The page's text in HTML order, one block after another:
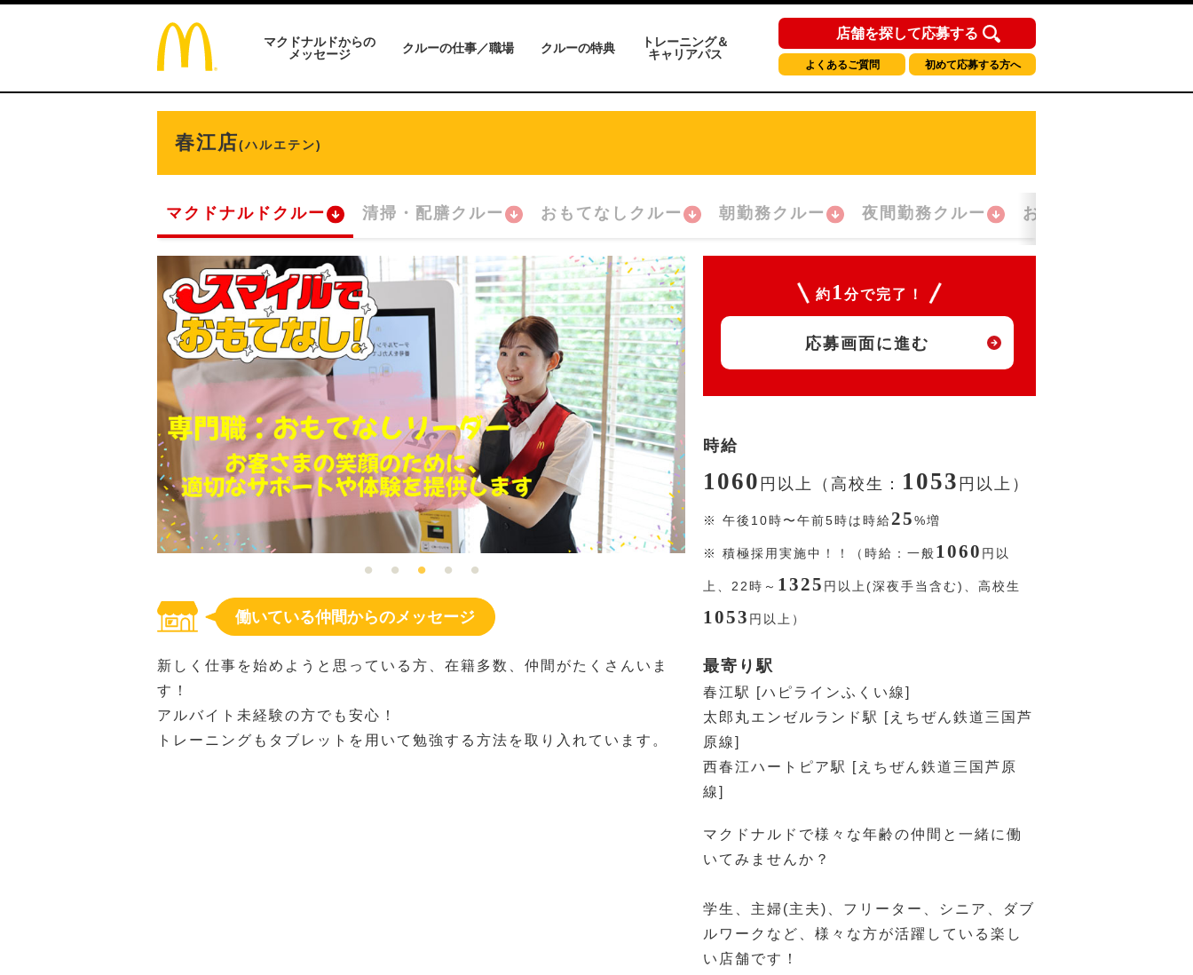
マクドナルドからの
メッセージ
クルーの仕事／職場 クルーの特典
トレーニング＆
キャリアパス
店舗を探して応募する
よくあるご質問 初めて応募する方へ
春江店(ハルエテン)
マクドナルドクルー 清掃・配膳クルー おもてなしクルー 朝勤務クルー 夜間勤務クルー おかえり！クルー
働いている仲間からのメッセージ
新しく仕事を始めようと思っている方、在籍多数、仲間がたくさんいま
す！
アルバイト未経験の方でも安心！
トレーニングもタブレットを用いて勉強する方法を取り入れています。
約 1 分で完了！
応募画面に進む
時給
1060 円 以上（高校生： 1053 円 以上）
※ 午後10時〜午前5時は時給25%増
※ 積極採用実施中！！（時給：一般1060 円 以
上、22時～ 1325 円 以上(深夜手当含む)、高校生
1053 円 以上）
最寄り駅
春江駅 [ハピラインふくい線]
太郎丸エンゼルランド駅 [えちぜん鉄道三国芦
原線]
西春江ハートピア駅 [えちぜん鉄道三国芦原
線]
マクドナルドで様々な年齢の仲間と一緒に働
いてみませんか？
学生、主婦(主夫)、フリーター、シニア、ダブ
ルワークなど、様々な方が活躍している楽し
い店舗です！